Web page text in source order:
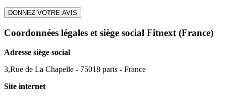
DONNEZ VOTRE AVIS
Coordonnées légales et siège social Fitnext (France)
Adresse siège social
3,Rue de La Chapelle - 75018 paris - France
Site internet